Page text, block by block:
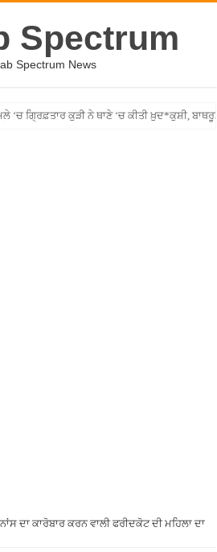
Spectrum
Spectrum News
‘ਚ ਗ੍ਰਿਫ਼ਤਾਰ ਕੁੜੀ ਨੇ ਥਾਣੇ ‘ਚ ਕੀਤੀ ਖ਼ੁਦ*ਕੁਸ਼ੀ,
ਭੁੱਲੇ ਰਿਸ਼ਤੇ! ਪਤੀ ਨੇ ਲਾਏ ਗੰਭੀਰ ਦੋਸ਼
ਦਾ ਕਾਰੋਬਾਰ ਕਰਨ ਵਾਲੀ ਫਰੀਦਕੋਟ ਦੀ ਮਹਿਲਾ ਦਾ